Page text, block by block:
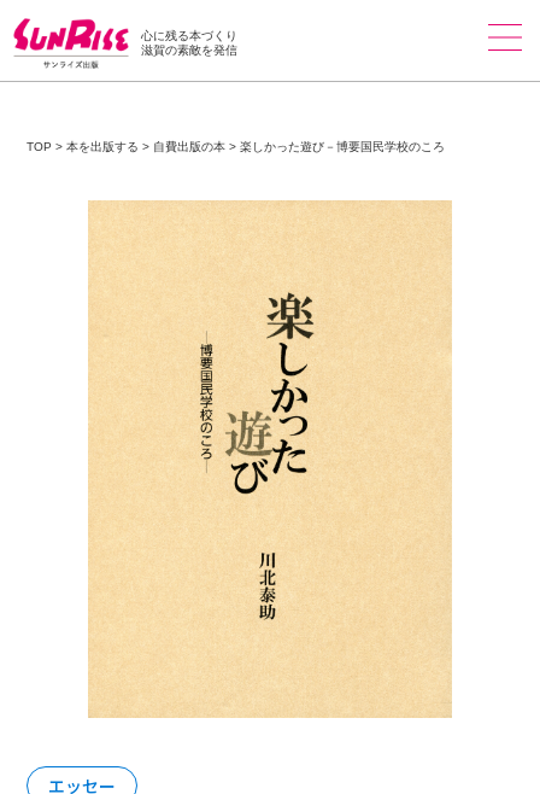
心に残る本づくり
滋賀の素敵を発信
TOP >本を出版する > 自費出版の本 >楽しかった遊び－博要国民学校のころ
エッセー